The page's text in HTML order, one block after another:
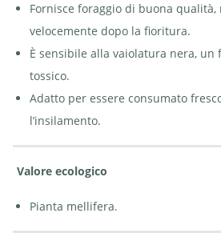
Fornisce foraggio di buona qualità,
velocemente dopo la fioritura.
È sensibile alla vaiolatura nera, un
tossico.
Adatto per essere consumato
l’insilamento.
Valore ecologico
Pianta mellifera.